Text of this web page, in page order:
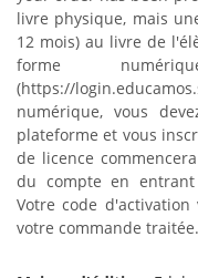
livre physique, mais
12 mois) au livre de
forme
(https://
numérique, vous
plateforme et vous
de licence
du compte en
Votre code
votre commande traitée.